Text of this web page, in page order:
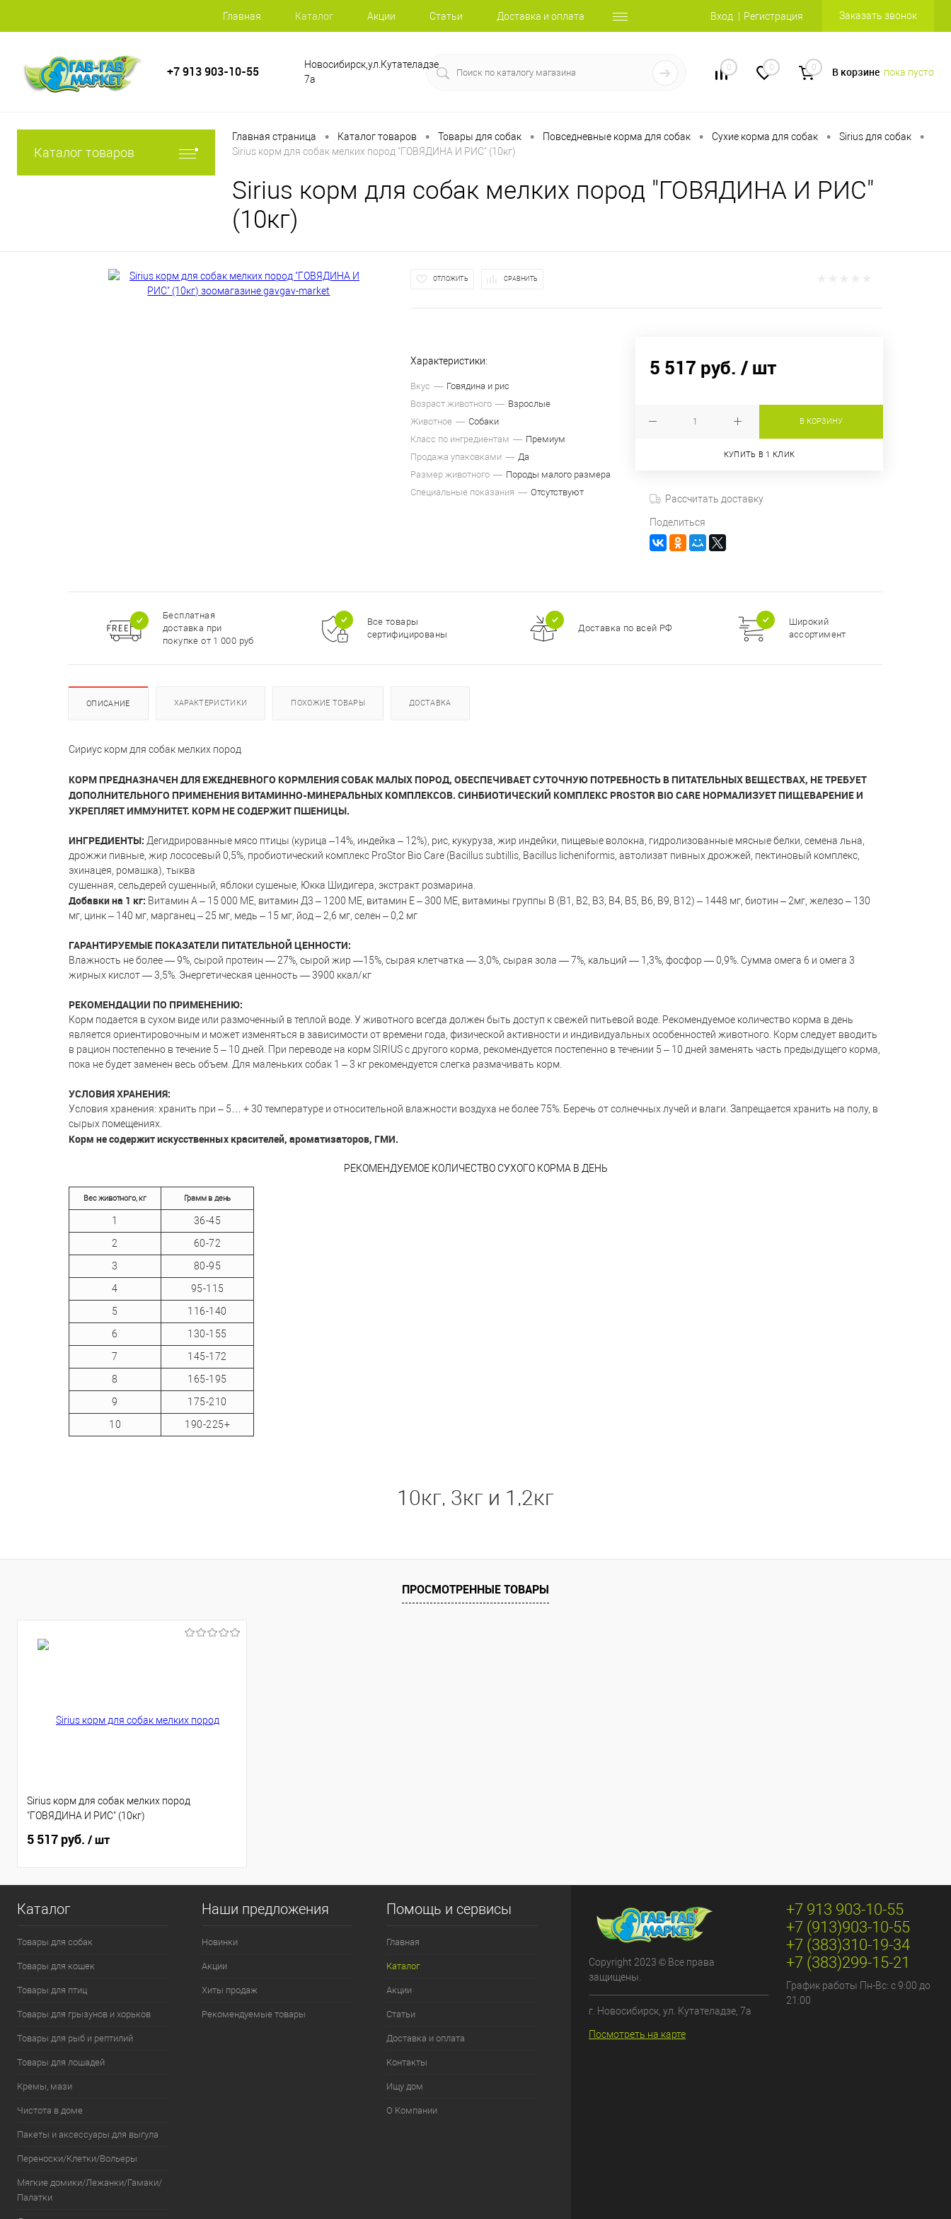
Главная Каталог Акции Статьи Доставка и оплата Вход Регистрация Заказать звонок
+7 913 903-10-55
Новосибирск,ул.Кутателадзе
7а
0 0 0 В корзине пока пусто
Каталог товаров
Главная страница • Каталог товаров • Товары для собак • Повседневные корма для собак • Сухие корма для собак • Sirius для собак •
Sirius корм для собак мелких пород "ГОВЯДИНА И РИС" (10кг)
Sirius корм для собак мелких пород "ГОВЯДИНА И РИС"
(10кг)
ОТЛОЖИТЬ СРАВНИТЬ
Характеристики:
Вкус
Говядина и рис
Возраст животного
Взрослые
Животное
Собаки
Класс по ингредиентам
Премиум
Продажа упаковками
Да
Размер животного
Породы малого размера
Специальные показания
Отсутствуют
5 517 руб. / шт
В КОРЗИНУ
КУПИТЬ В 1 КЛИК
Рассчитать доставку
Поделиться
Бесплатная
доставка при
покупке от 1 000 руб
Все товары
сертифицированы
Доставка по всей РФ
Широкий
ассортимент
ОПИСАНИЕ ХАРАКТЕРИСТИКИ ПОХОЖИЕ ТОВАРЫ ДОСТАВКА
Сириус корм для собак мелких пород
КОРМ ПРЕДНАЗНАЧЕН ДЛЯ ЕЖЕДНЕВНОГО КОРМЛЕНИЯ СОБАК МАЛЫХ ПОРОД, ОБЕСПЕЧИВАЕТ СУТОЧНУЮ ПОТРЕБНОСТЬ В ПИТАТЕЛЬНЫХ ВЕЩЕСТВАХ, НЕ ТРЕБУЕТ
ДОПОЛНИТЕЛЬНОГО ПРИМЕНЕНИЯ ВИТАМИННО-МИНЕРАЛЬНЫХ КОМПЛЕКСОВ. СИНБИОТИЧЕСКИЙ КОМПЛЕКС PROSTOR BIO CARE НОРМАЛИЗУЕТ ПИЩЕВАРЕНИЕ И
УКРЕПЛЯЕТ ИММУНИТЕТ. КОРМ НЕ СОДЕРЖИТ ПШЕНИЦЫ.
ИНГРЕДИЕНТЫ: Дегидрированные мясо птицы (курица –14%, индейка – 12%), рис, кукуруза, жир индейки, пищевые волокна, гидролизованные мясные белки, семена льна,
дрожжи пивные, жир лососевый 0,5%, пробиотический комплекс ProStor Bio Care (Bacillus subtillis, Bacillus licheniformis, автолизат пивных дрожжей, пектиновый комплекс,
эхинацея, ромашка), тыква
сушенная, сельдерей сушенный, яблоки сушеные, Юкка Шидигера, экстракт розмарина.
Добавки на 1 кг: Витамин А – 15 000 МЕ, витамин Д3 – 1200 МЕ, витамин Е – 300 МЕ, витамины группы В (В1, В2, В3, В4, В5, В6, В9, В12) – 1448 мг, биотин – 2мг, железо – 130
мг, цинк – 140 мг, марганец – 25 мг, медь – 15 мг, йод – 2,6 мг, селен – 0,2 мг
ГАРАНТИРУЕМЫЕ ПОКАЗАТЕЛИ ПИТАТЕЛЬНОЙ ЦЕННОСТИ:
Влажность не более — 9%, сырой протеин — 27%, сырой жир —15%, сырая клетчатка — 3,0%, сырая зола — 7%, кальций — 1,3%, фосфор — 0,9%. Сумма омега 6 и омега 3
жирных кислот — 3,5%. Энергетическая ценность — 3900 ккал/кг
РЕКОМЕНДАЦИИ ПО ПРИМЕНЕНИЮ:
Корм подается в сухом виде или размоченный в теплой воде. У животного всегда должен быть доступ к свежей питьевой воде. Рекомендуемое количество корма в день
является ориентировочным и может изменяться в зависимости от времени года, физической активности и индивидуальных особенностей животного. Корм следует вводить
в рацион постепенно в течение 5 – 10 дней. При переводе на корм SIRIUS с другого корма, рекомендуется постепенно в течении 5 – 10 дней заменять часть предыдущего корма,
пока не будет заменен весь объем. Для маленьких собак 1 – 3 кг рекомендуется слегка размачивать корм.
УСЛОВИЯ ХРАНЕНИЯ:
Условия хранения: хранить при – 5… + 30 температуре и относительной влажности воздуха не более 75%. Беречь от солнечных лучей и влаги. Запрещается хранить на полу, в
сырых помещениях.
Корм не содержит искусственных красителей, ароматизаторов, ГМИ.
РЕКОМЕНДУЕМОЕ КОЛИЧЕСТВО СУХОГО КОРМА В ДЕНЬ
Вес животного, кг Грамм в день
1
36-45
2
60-72
3
80-95
4
95-115
5
116-140
6
130-155
7
145-172
8
165-195
9
175-210
10
190-225+
10кг, 3кг и 1,2кг
ПРОСМОТРЕННЫЕ ТОВАРЫ
Sirius корм для собак мелких пород
"ГОВЯДИНА И РИС" (10кг)
5 517 руб. / шт
Каталог
Товары для собак
Товары для кошек
Товары для птиц
Товары для грызунов и хорьков
Товары для рыб и рептилий
Товары для лошадей
Кремы, мази
Чистота в доме
Пакеты и аксессуары для выгула
Переноски/Клетки/Вольеры
Мягкие домики/Лежанки/Гамаки/
Палатки
Наши предложения
Новинки
Акции
Хиты продаж
Рекомендуемые товары
Помощь и сервисы
Главная
Каталог
Акции
Статьи
Доставка и оплата
Контакты
Ищу дом
О Компании
Copyright 2023 © Все права
защищены.
г. Новосибирск, ул. Кутателадзе, 7а
Посмотреть на карте
+7 913 903-10-55
+7 (913)903-10-55
+7 (383)310-19-34
+7 (383)299-15-21
График работы Пн-Вс: с 9:00 до
21:00